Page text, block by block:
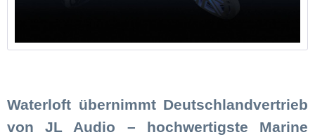
Waterloft übernimmt Deutschlandvertrieb
von JL Audio – hochwertigste Marine